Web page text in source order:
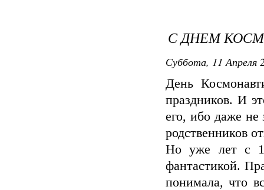
С ДНЕМ
Суббота, 11 Апреля
День
праздников. И
его, ибо даже
родственников
Но уже лет с
фантастикой.
понимала, что